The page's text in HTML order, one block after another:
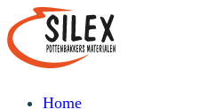
Home